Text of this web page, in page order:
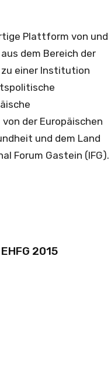
Plattform von und
dem Bereich der
zu einer Institution
der Europäischen
und dem Land
Forum Gastein (IFG).
2015